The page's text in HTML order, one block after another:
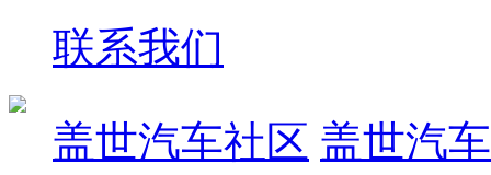
联系我们
盖世汽车社区 盖世汽